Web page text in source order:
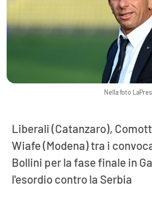
Nella foto
Liberali (Catanzaro),
Wiafe (Modena) tra i
Bollini per la fase finale in
l'esordio contro la Serbia